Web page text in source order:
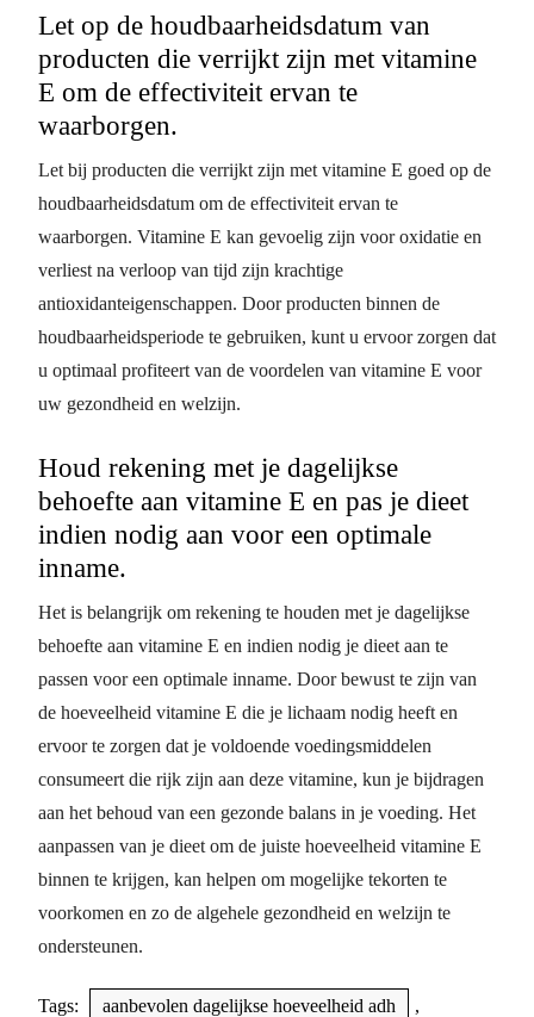
Let op de houdbaarheidsdatum van
producten die verrijkt zijn met vitamine
E om de effectiviteit ervan te
waarborgen.
Let bij producten die verrijkt zijn met vitamine E goed op de
houdbaarheidsdatum om de effectiviteit ervan te
waarborgen. Vitamine E kan gevoelig zijn voor oxidatie en
verliest na verloop van tijd zijn krachtige
antioxidanteigenschappen. Door producten binnen de
houdbaarheidsperiode te gebruiken, kunt u ervoor zorgen dat
u optimaal profiteert van de voordelen van vitamine E voor
uw gezondheid en welzijn.
Houd rekening met je dagelijkse
behoefte aan vitamine E en pas je dieet
indien nodig aan voor een optimale
inname.
Het is belangrijk om rekening te houden met je dagelijkse
behoefte aan vitamine E en indien nodig je dieet aan te
passen voor een optimale inname. Door bewust te zijn van
de hoeveelheid vitamine E die je lichaam nodig heeft en
ervoor te zorgen dat je voldoende voedingsmiddelen
consumeert die rijk zijn aan deze vitamine, kun je bijdragen
aan het behoud van een gezonde balans in je voeding. Het
aanpassen van je dieet om de juiste hoeveelheid vitamine E
binnen te krijgen, kan helpen om mogelijke tekorten te
voorkomen en zo de algehele gezondheid en welzijn te
ondersteunen.
Tags: aanbevolen dagelijkse hoeveelheid adh ,